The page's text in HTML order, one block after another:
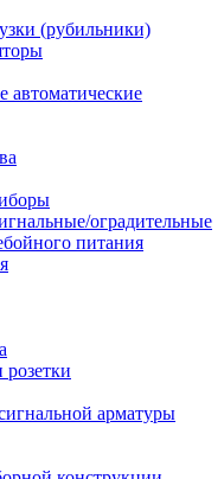
(рубильники)
оградительные
питания
арматуры